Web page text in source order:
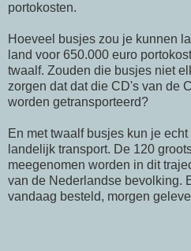
portokosten.
Hoeveel busjes zou je kunnen
land voor 650.000 euro
twaalf. Zouden die busjes niet
zorgen dat dat die CD's van de
worden getransporteerd?
En met twaalf busjes kun je
landelijk transport. De 120
meegenomen worden in dit
van de Nederlandse bevolking.
vandaag besteld, morgen